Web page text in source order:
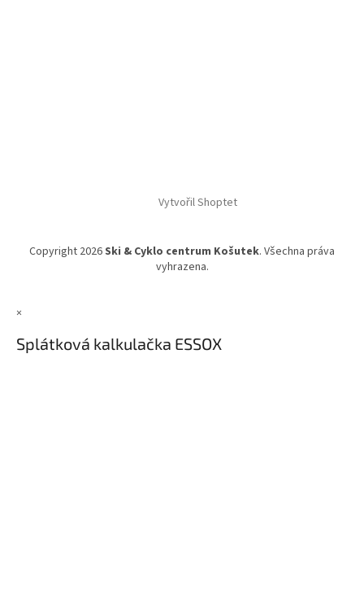
Vytvořil Shoptet
Copyright 2026Ski & Cyklo centrum Košutek. Všechna práva
vyhrazena.
×
Splátková kalkulačka ESSOX